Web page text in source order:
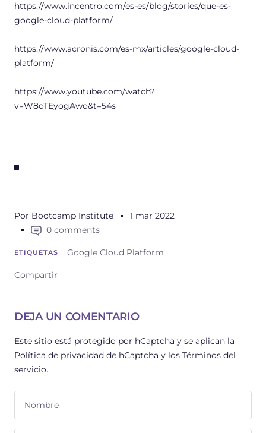
Por Bootcamp Institute
1 mar 2022
0 comments
ETIQUETAS Google Cloud Platform
Compartir
https://www.incentro.com/es-es/blog/stories/que-es-
google-cloud-platform/
https://www.acronis.com/es-mx/articles/google-cloud-
platform/
https://www.youtube.com/watch?
v=W8oTEyogAwo&t=54s
DEJA UN COMENTARIO
Este sitio está protegido por hCaptcha y se aplican la
Política de privacidad de hCaptcha y los Términos del
servicio.
Nombre